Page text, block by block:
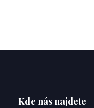
Kde nás najdete